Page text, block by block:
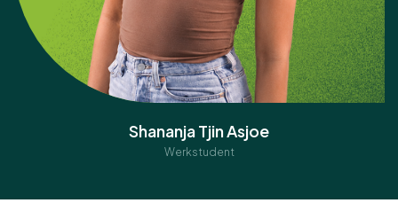
Shananja Tjin Asjoe
Werkstudent